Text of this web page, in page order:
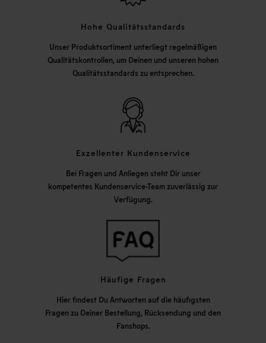
Hohe Qualitätsstandards
Unser Produktsortiment unterliegt regelmäßigen
Qualitätskontrollen, um Deinen und unseren hohen
Qualitätsstandards zu entsprechen.
Exzellenter Kundenservice
Bei Fragen und Anliegen steht Dir unser
kompetentes Kundenservice-Team zuverlässig zur
Verfügung.
Häufige Fragen
Hier findest Du Antworten auf die häufigsten
Fragen zu Deiner Bestellung, Rücksendung und den
Fanshops.